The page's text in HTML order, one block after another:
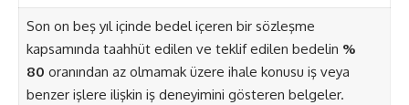
Son on beş yıl içinde bedel içeren bir sözleşme
kapsamında taahhüt edilen ve teklif edilen bedelin %
80 oranından az olmamak üzere ihale konusu iş veya
benzer işlere ilişkin iş deneyimini gösteren belgeler.